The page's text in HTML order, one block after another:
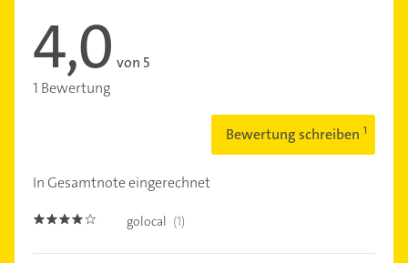
4,0 von 5
1 Bewertung
Bewertung schreiben
In Gesamtnote eingerechnet
4.0 golocal (1)